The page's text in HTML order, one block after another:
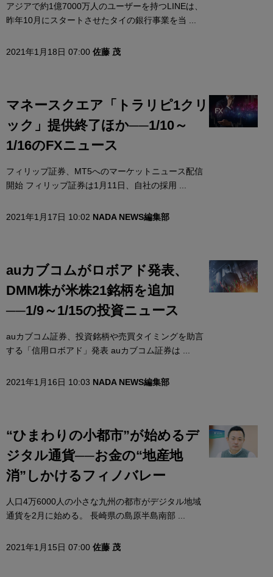
アジアで約1億7000万人のユーザーを持つLINEは、
昨年10月にスタートさせたタイの銀行事業を当 ...
2021年1月18日 07:00 佐藤 茂
マネースクエア「トラリピ1クリ
ック」提供終了ほか──1/10～
1/16のFXニュース
フィリップ証券、MT5へのマーケットニュース配信
開始 フィリップ証券は1月11日、自社の採用 ...
2021年1月17日 10:02 NADA NEWS編集部
auカブコムがロボアド発表、
DMM株が米株21銘柄を追加
──1/9～1/15の投資ニュース
auカブコム証券、投資銘柄や売買タイミングを助言
する「信用ロボアド」発表 auカブコム証券は ...
2021年1月16日 10:03 NADA NEWS編集部
“ひまわりの小都市”が始めるデ
ジタル通貨──お金の“地産地
消”しかけるフィノバレー
人口4万6000人の小さな九州の都市がデジタル地域
通貨を2月に始める。 長崎県の島原半島南部 ...
2021年1月15日 07:00 佐藤 茂